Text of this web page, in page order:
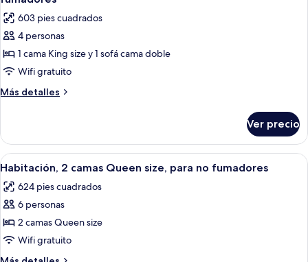
las
fotos
de
Habitación,
1
cama
y
sofá
cama,
para
no
fumadores
603 pies cuadrados
4 personas
1 cama King size y 1 sofá cama doble
Wifi gratuito
Más detalles
Más
1
cama
King
y
sofá
para
no
Ver precio
Abrir
todas
las
fotos
de
Habitación,
2
Una habitación de hotel con dos
8
Habitación, 2 camas Queen size, para no fumadores
624 pies cuadrados
6 personas
2 camas Queen size
Wifi gratuito